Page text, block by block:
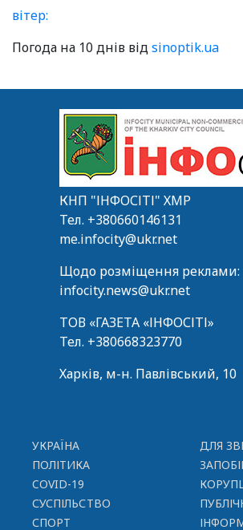
вітер:
Погода на 10 днів відsinoptik.ua
КНП "ІНФОСІТІ" ХМР
Тел. +380660146131
me.infocity@ukr.net
Щодо розміщення реклами:
infocity.news@ukr.net
ТОВ «ГАЗЕТА «ІНФОСІТІ»
Тел. +380668323770
Харків, м-н. Павлівський, 10
УКРАЇНА
ПОЛІТИКА
COVID-19
СУСПІЛЬСТВО
СПОРТ
ДЛЯ